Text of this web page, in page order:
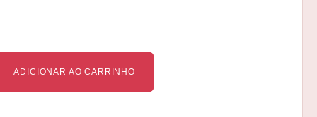
ADICIONAR AO CARRINHO